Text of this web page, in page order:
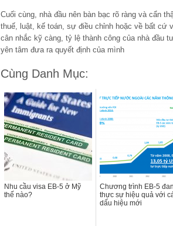
Cuối cùng, nhà đầu nên bàn bạc rõ ràng và cẩn
thuế, luật, kế toán, sự điều chỉnh hoặc về bất cứ
cân nhắc kỹ càng, tỷ lệ thành công của nhà
yên tâm đưa ra quyết định của mình
Cùng Danh Mục:
Nhu cầu visa EB-5 ở Mỹ
thế nào?
Chương trình EB-5
thực sự hiệu quả với
dấu hiệu mới